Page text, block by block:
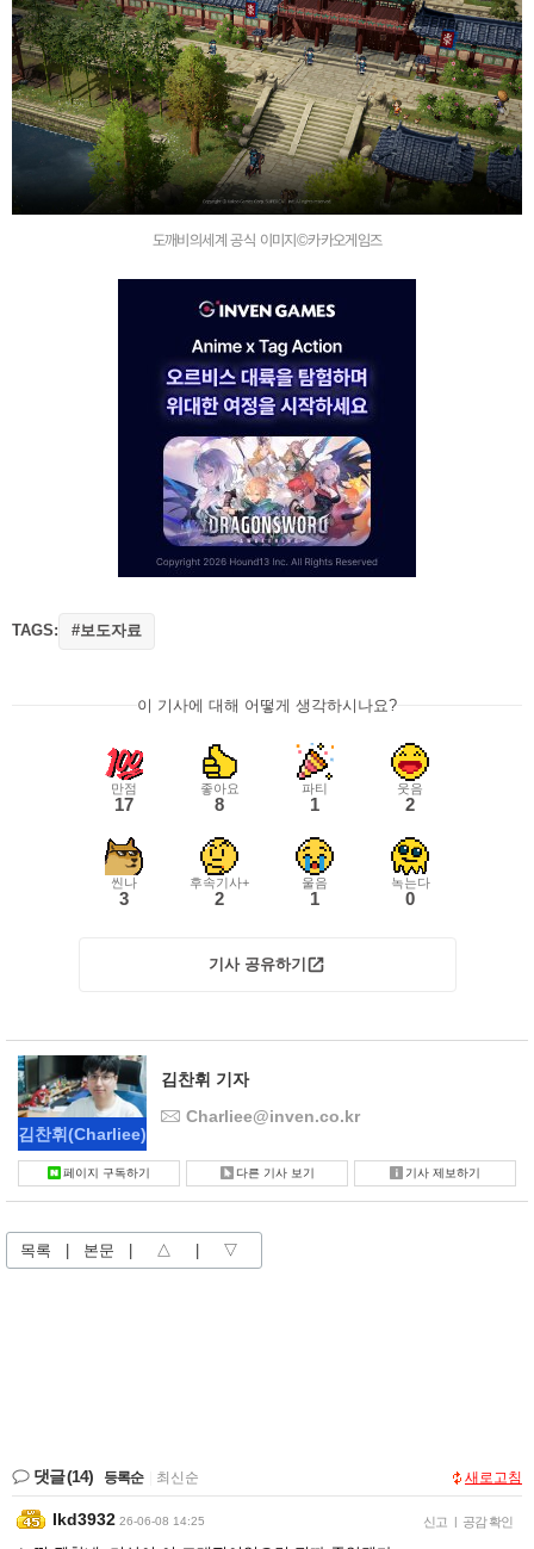
도깨비의세계 공식 이미지©카카오게임즈
TAGS: #보도자료
이 기사에 대해 어떻게 생각하시나요?
만점
17
좋아요
8
파티
1
웃음
2
씬나
3
후속기사+
2
울음
1
녹는다
0
기사 공유하기
김찬휘(Charliee)
김찬휘 기자
Charliee@inven.co.kr
페이지 구독하기 다른 기사 보기 기사 제보하기
목록 본문 △ ▽
댓글(14) 등록순 최신순 새로고침
Ikd3932 26-06-08 14:25 신고 | 공감 확인